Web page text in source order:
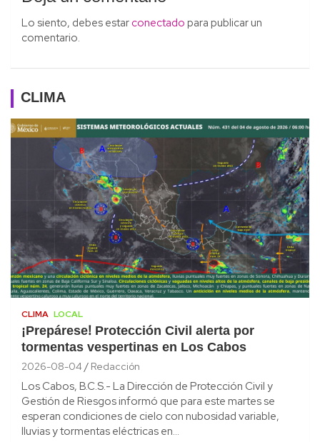
Lo siento, debes estar conectado para publicar un
comentario.
CLIMA
CLIMA LOCAL
¡Prepárese! Protección Civil alerta por
tormentas vespertinas en Los Cabos
2026-08-04 Redacción
Los Cabos, B.C.S.- La Dirección de Protección Civil y
Gestión de Riesgos informó que para este martes se
esperan condiciones de cielo con nubosidad variable,
lluvias y tormentas eléctricas en…